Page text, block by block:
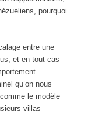
pourquoi
entre une
et en tout cas
qu’on nous
le modèle
villas